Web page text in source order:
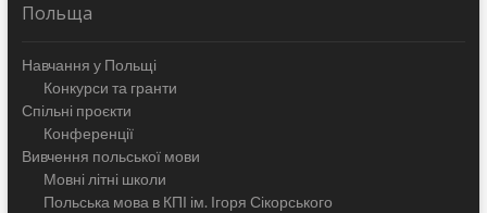
Польща
Навчання у Польщі
Конкурси та гранти
Спільні проєкти
Конференції
Вивчення польської мови
Мовні літні школи
Польська мова в КПІ ім. Ігоря Сікорського